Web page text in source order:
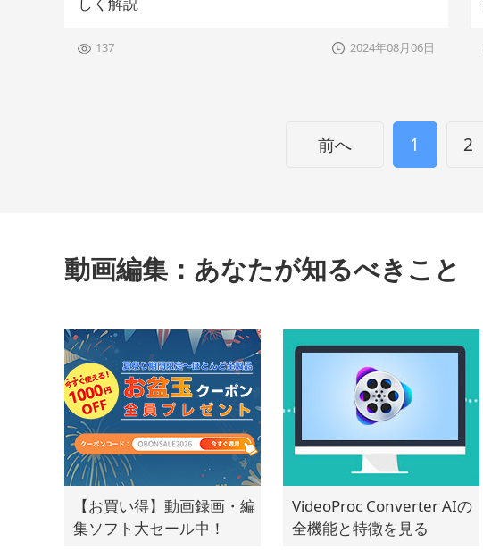
137 2024年08月06日
前へ 1 2
動画編集：あなたが知るべきこと
【お買い得】動画録画・編
集ソフト大セール中！
VideoProc Converter AIの
全機能と特徴を見る